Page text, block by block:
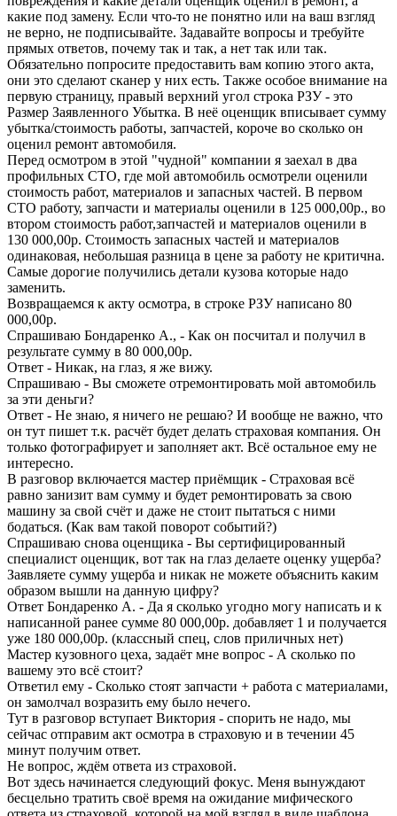
какие под замену. Если что-то не понятно или на ваш взгляд
не верно, не подписывайте. Задавайте вопросы и требуйте
прямых ответов, почему так и так, а нет так или так.
Обязательно попросите предоставить вам копию этого акта,
они это сделают сканер у них есть. Также особое внимание на
первую страницу, правый верхний угол строка РЗУ - это
Размер Заявленного Убытка. В неё оценщик вписывает сумму
убытка/стоимость работы, запчастей, короче во сколько он
оценил ремонт автомобиля.
Перед осмотром в этой "чудной" компании я заехал в два
профильных СТО, где мой автомобиль осмотрели оценили
стоимость работ, материалов и запасных частей. В первом
СТО работу, запчасти и материалы оценили в 125 000,00р., во
втором стоимость работ,запчастей и материалов оценили в
130 000,00р. Стоимость запасных частей и материалов
одинаковая, небольшая разница в цене за работу не критична.
Самые дорогие получились детали кузова которые надо
заменить.
Возвращаемся к акту осмотра, в строке РЗУ написано 80
000,00р.
Спрашиваю Бондаренко А., - Как он посчитал и получил в
результате сумму в 80 000,00р.
Ответ - Никак, на глаз, я же вижу.
Спрашиваю - Вы сможете отремонтировать мой автомобиль
за эти деньги?
Ответ - Не знаю, я ничего не решаю? И вообще не важно, что
он тут пишет т.к. расчёт будет делать страховая компания. Он
только фотографирует и заполняет акт. Всё остальное ему не
интересно.
В разговор включается мастер приёмщик - Страховая всё
равно занизит вам сумму и будет ремонтировать за свою
машину за свой счёт и даже не стоит пытаться с ними
бодаться. (Как вам такой поворот событий?)
Спрашиваю снова оценщика - Вы сертифицированный
специалист оценщик, вот так на глаз делаете оценку ущерба?
Заявляете сумму ущерба и никак не можете объяснить каким
образом вышли на данную цифру?
Ответ Бондаренко А. - Да я сколько угодно могу написать и к
написанной ранее сумме 80 000,00р. добавляет 1 и получается
уже 180 000,00р. (классный спец, слов приличных нет)
Мастер кузовного цеха, задаёт мне вопрос - А сколько по
вашему это всё стоит?
Ответил ему - Сколько стоят запчасти + работа с материалами,
он замолчал возразить ему было нечего.
Тут в разговор вступает Виктория - спорить не надо, мы
сейчас отправим акт осмотра в страховую и в течении 45
минут получим ответ.
Не вопрос, ждём ответа из страховой.
Вот здесь начинается следующий фокус. Меня вынуждают
бесцельно тратить своё время на ожидание мифического